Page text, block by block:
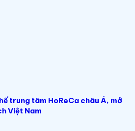
trung tâm HoReCa châu Á, mở
Việt Nam